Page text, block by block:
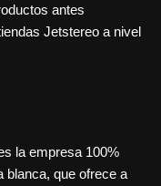
antes
Jetstereo a nivel
la empresa 100%
blanca, que ofrece a